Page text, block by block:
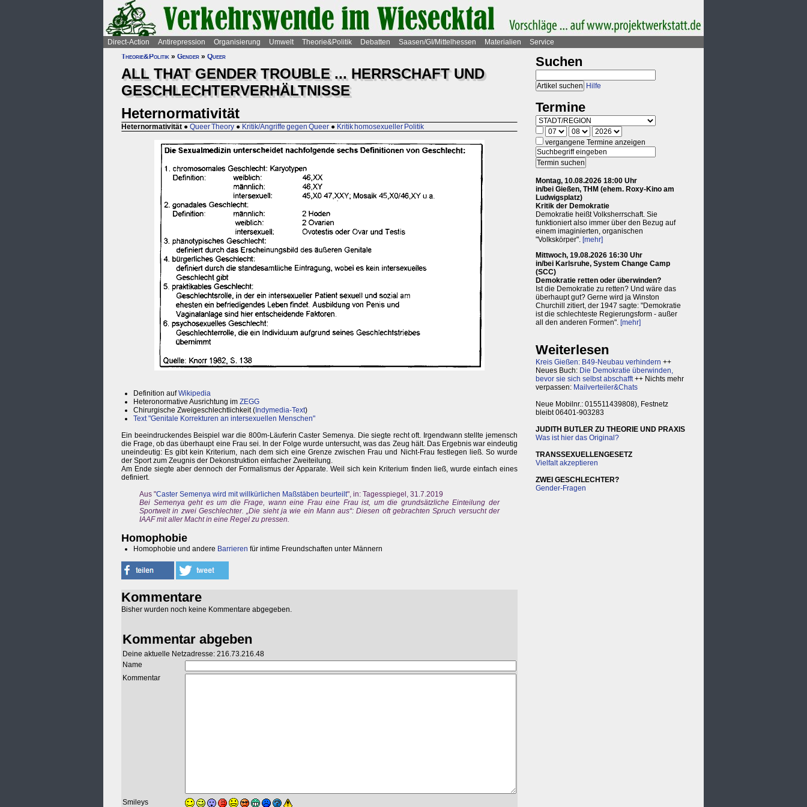
Direct-Action Antirepression Organisierung Umwelt Theorie&Politik Debatten Saasen/GI/Mittelhessen Materialien
Service
Theorie&Politik » Gender » Queer
ALL THAT GENDER TROUBLE ... HERRSCHAFT UND
GESCHLECHTERVERHÄLTNISSE
Heternormativität
Heternormativität ● Queer Theory ● Kritik/Angriffe gegen Queer ● Kritik homosexueller Politik
Definition aufWikipedia
Heteronormative Ausrichtung im ZEGG
Chirurgische Zweigeschlechtlichkeit ( Indymedia-Text)
Text "Genitale Korrekturen an intersexuellen Menschen"
Ein beeindruckendes Beispiel war die 800m-Läuferin Caster Semenya. Die siegte recht oft. Irgendwann stellte jemensch
die Frage, ob das überhaupt eine Frau sei. In der Folge wurde untersucht, was das Zeug hält. Das Ergebnis war eindeutig
uneindeutig: Es gibt kein Kriterium, nach dem sich eine Grenze zwischen Frau und Nicht-Frau festlegen ließ. So wurde
der Sport zum Zeugnis der Dekonstruktion einfacher Zweiteilung.
Am Ende siegte aber dennoch der Formalismus der Apparate. Weil sich kein Kriterium finden ließ, wurde einfach eines
definiert.
Aus "Caster Semenya wird mit willkürlichen Maßstäben beurteilt", in: Tagesspiegel, 31.7.2019
Bei Semenya geht es um die Frage, wann eine Frau eine Frau ist, um die grundsätzliche Einteilung der
Sportwelt in zwei Geschlechter. „Die sieht ja wie ein Mann aus“: Diesen oft gebrachten Spruch versucht der
IAAF mit aller Macht in eine Regel zu pressen.
Homophobie
Homophobie und andere Barrieren für intime Freundschaften unter Männern
Kommentare
Bisher wurden noch keine Kommentare abgegeben.
Kommentar abgeben
Deine aktuelle Netzadresse: 216.73.216.48
Name
Kommentar
Smileys
Suchen
Hilfe
Termine
vergangene Termine anzeigen
Montag, 10.08.2026 18:00 Uhr
in/bei Gießen, THM (ehem. Roxy-Kino am
Ludwigsplatz)
Kritik der Demokratie
Demokratie heißt Volksherrschaft. Sie
funktioniert also immer über den Bezug auf
einem imaginierten, organischen
"Volkskörper". [mehr]
Mittwoch, 19.08.2026 16:30 Uhr
in/bei Karlsruhe, System Change Camp
(SCC)
Demokratie retten oder überwinden?
Ist die Demokratie zu retten? Und wäre das
überhaupt gut? Gerne wird ja Winston
Churchill zitiert, der 1947 sagte: "Demokratie
ist die schlechteste Regierungsform - außer
all den anderen Formen". [mehr]
Weiterlesen
Kreis Gießen: B49-Neubau verhindern ++
Neues Buch: Die Demokratie überwinden,
bevor sie sich selbst abschafft++ Nichts mehr
verpassen: Mailverteiler&Chats
Neue Mobilnr.: 015511439808), Festnetz
bleibt 06401-903283
JUDITH BUTLER ZU THEORIE UND PRAXIS
Was ist hier das Original?
TRANSSEXUELLENGESETZ
Vielfalt akzeptieren
ZWEI GESCHLECHTER?
Gender-Fragen